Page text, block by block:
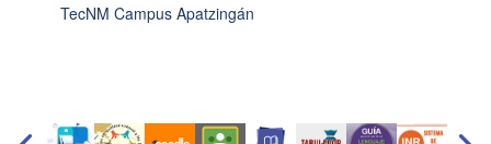
TecNM Campus Apatzingán